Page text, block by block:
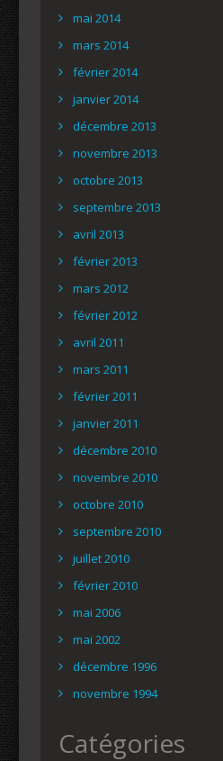
mai 2014
mars 2014
février 2014
janvier 2014
décembre 2013
novembre 2013
octobre 2013
septembre 2013
avril 2013
février 2013
mars 2012
février 2012
avril 2011
mars 2011
février 2011
janvier 2011
décembre 2010
novembre 2010
octobre 2010
septembre 2010
juillet 2010
février 2010
mai 2006
mai 2002
décembre 1996
novembre 1994
Catégories